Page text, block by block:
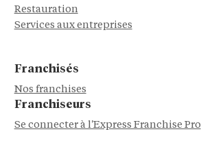
Restauration
Services aux entreprises
Franchisés
Nos franchises
Franchiseurs
Se connecter à l'Express Franchise Pro